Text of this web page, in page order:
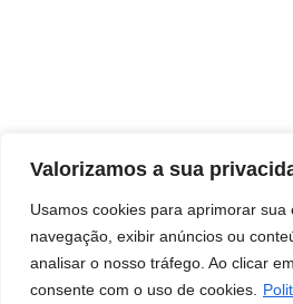
Valorizamos a sua
Usamos cookies para aprimorar sua
navegação, exibir anúncios ou
analisar o nosso tráfego. Ao clicar em
consente com o uso de cookies.
Início Contato Termos de uso
Política de Privacidade
Livro: